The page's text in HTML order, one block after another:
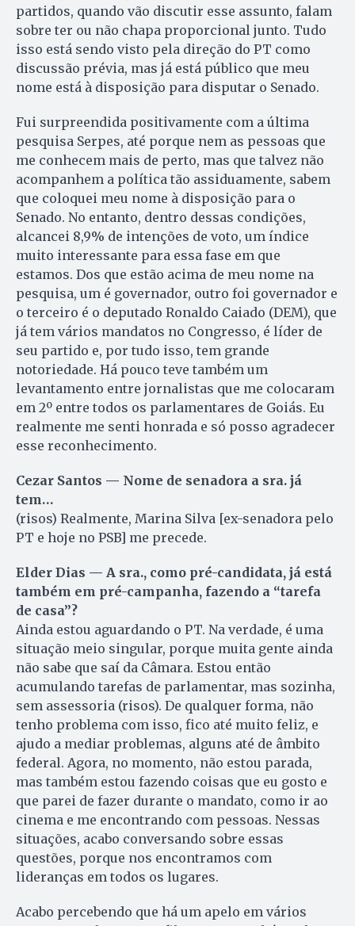
partidos, quando vão discutir esse assunto, falam
sobre ter ou não chapa proporcional junto. Tudo
isso está sendo visto pela direção do PT como
discussão prévia, mas já está público que meu
nome está à disposição para disputar o Senado.
Fui surpreendida positivamente com a última
pesquisa Serpes, até porque nem as pessoas que
me conhecem mais de perto, mas que talvez não
acompanhem a política tão assiduamente, sabem
que coloquei meu nome à disposição para o
Senado. No entanto, dentro dessas condições,
alcancei 8,9% de intenções de voto, um índice
muito interessante para essa fase em que
estamos. Dos que estão acima de meu nome na
pesquisa, um é governador, outro foi governador e
o terceiro é o deputado Ronaldo Caiado (DEM), que
já tem vários mandatos no Congresso, é líder de
seu partido e, por tudo isso, tem grande
notoriedade. Há pouco teve também um
levantamento entre jornalistas que me colocaram
em 2º entre todos os parlamentares de Goiás. Eu
realmente me senti honrada e só posso agradecer
esse reconhecimento.
Cezar Santos — Nome de senadora a sra. já
tem…
(risos) Realmente, Marina Silva [ex-senadora pelo
PT e hoje no PSB] me precede.
Elder Dias — A sra., como pré-candidata, já está
também em pré-campanha, fazendo a “tarefa
de casa”?
Ainda estou aguardando o PT. Na verdade, é uma
situação meio singular, porque muita gente ainda
não sabe que saí da Câmara. Estou então
acumulando tarefas de parlamentar, mas sozinha,
sem assessoria (risos). De qualquer forma, não
tenho problema com isso, fico até muito feliz, e
ajudo a mediar problemas, alguns até de âmbito
federal. Agora, no mo­men­to, não estou parada,
mas também estou fazendo coisas que eu gosto e
que parei de fazer durante o mandato, como ir ao
cinema e me encontrando com pessoas. Nessas
situações, acabo conversando sobre essas
questões, porque nos encontramos com
lideranças em todos os lugares.
Acabo percebendo que há um apelo em vários